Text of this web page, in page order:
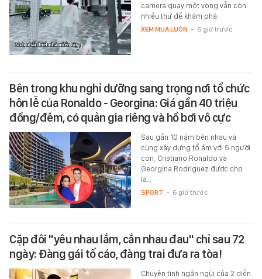
camera quay một vòng vẫn còn
nhiều thứ để khám phá.
XEM MUA LUÔN - 6 giờ trước
Bên trong khu nghỉ dưỡng sang trọng nơi tổ chức
hôn lễ của Ronaldo - Georgina: Giá gần 40 triệu
đồng/đêm, có quản gia riêng và hồ bơi vô cực
Sau gần 10 năm bên nhau và
cùng xây dựng tổ ấm với 5 người
con, Cristiano Ronaldo và
Georgina Rodriguez được cho
là…
SPORT - 6 giờ trước
Cặp đôi "yêu nhau lắm, cắn nhau đau" chỉ sau 72
ngày: Đàng gái tố cáo, đàng trai đưa ra tòa!
Chuyện tình ngắn ngủi của 2 diễn